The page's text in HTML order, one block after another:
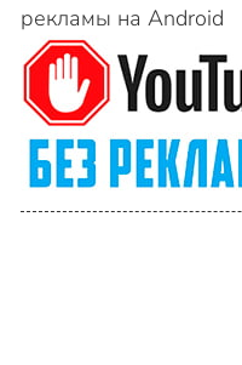
рекламы на Android